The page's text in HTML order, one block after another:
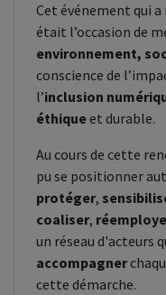
Cet événement qui a
était l’occasion de
environnement,
conscience de
l’inclusion
éthiqueet durable.
Au cours de cette
pu se positionner
protéger,
coaliser,
un réseau d'acteurs
accompagner
cette démarche.